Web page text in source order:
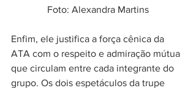
Foto: Alexandra Martins
Enfim, ele justifica a força cênica da
ATA com o respeito e admiração mútua
que circulam entre cada integrante do
grupo. Os dois espetáculos da trupe